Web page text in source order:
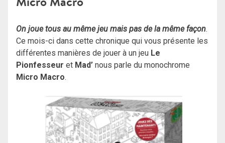
On joue tous au même jeu mais pas de la même façon.
Ce mois-ci dans cette chronique qui vous présente les
différentes manières de jouer à un jeu Le
Pionfesseur et Mad’ nous parle du monochrome
Micro Macro.